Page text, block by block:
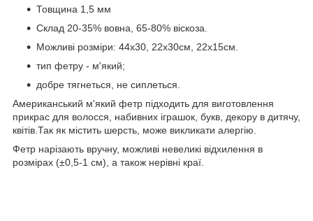
Товщина 1,5 мм
Склад 20-35% вовна, 65-80% віскоза.
Можливі розміри: 44х30, 22х30см, 22х15см.
тип фетру - м'який;
добре тягнеться, не сиплеться.
Американський м'який фетр підходить для виготовлення
прикрас для волосся, набивних іграшок, букв, декору в дитячу,
квітів.Так як містить шерсть, може викликати алергію.
Фетр нарізають вручну, можливі невеликі відхилення в
розмірах (±0,5-1 см), а також нерівні краї.